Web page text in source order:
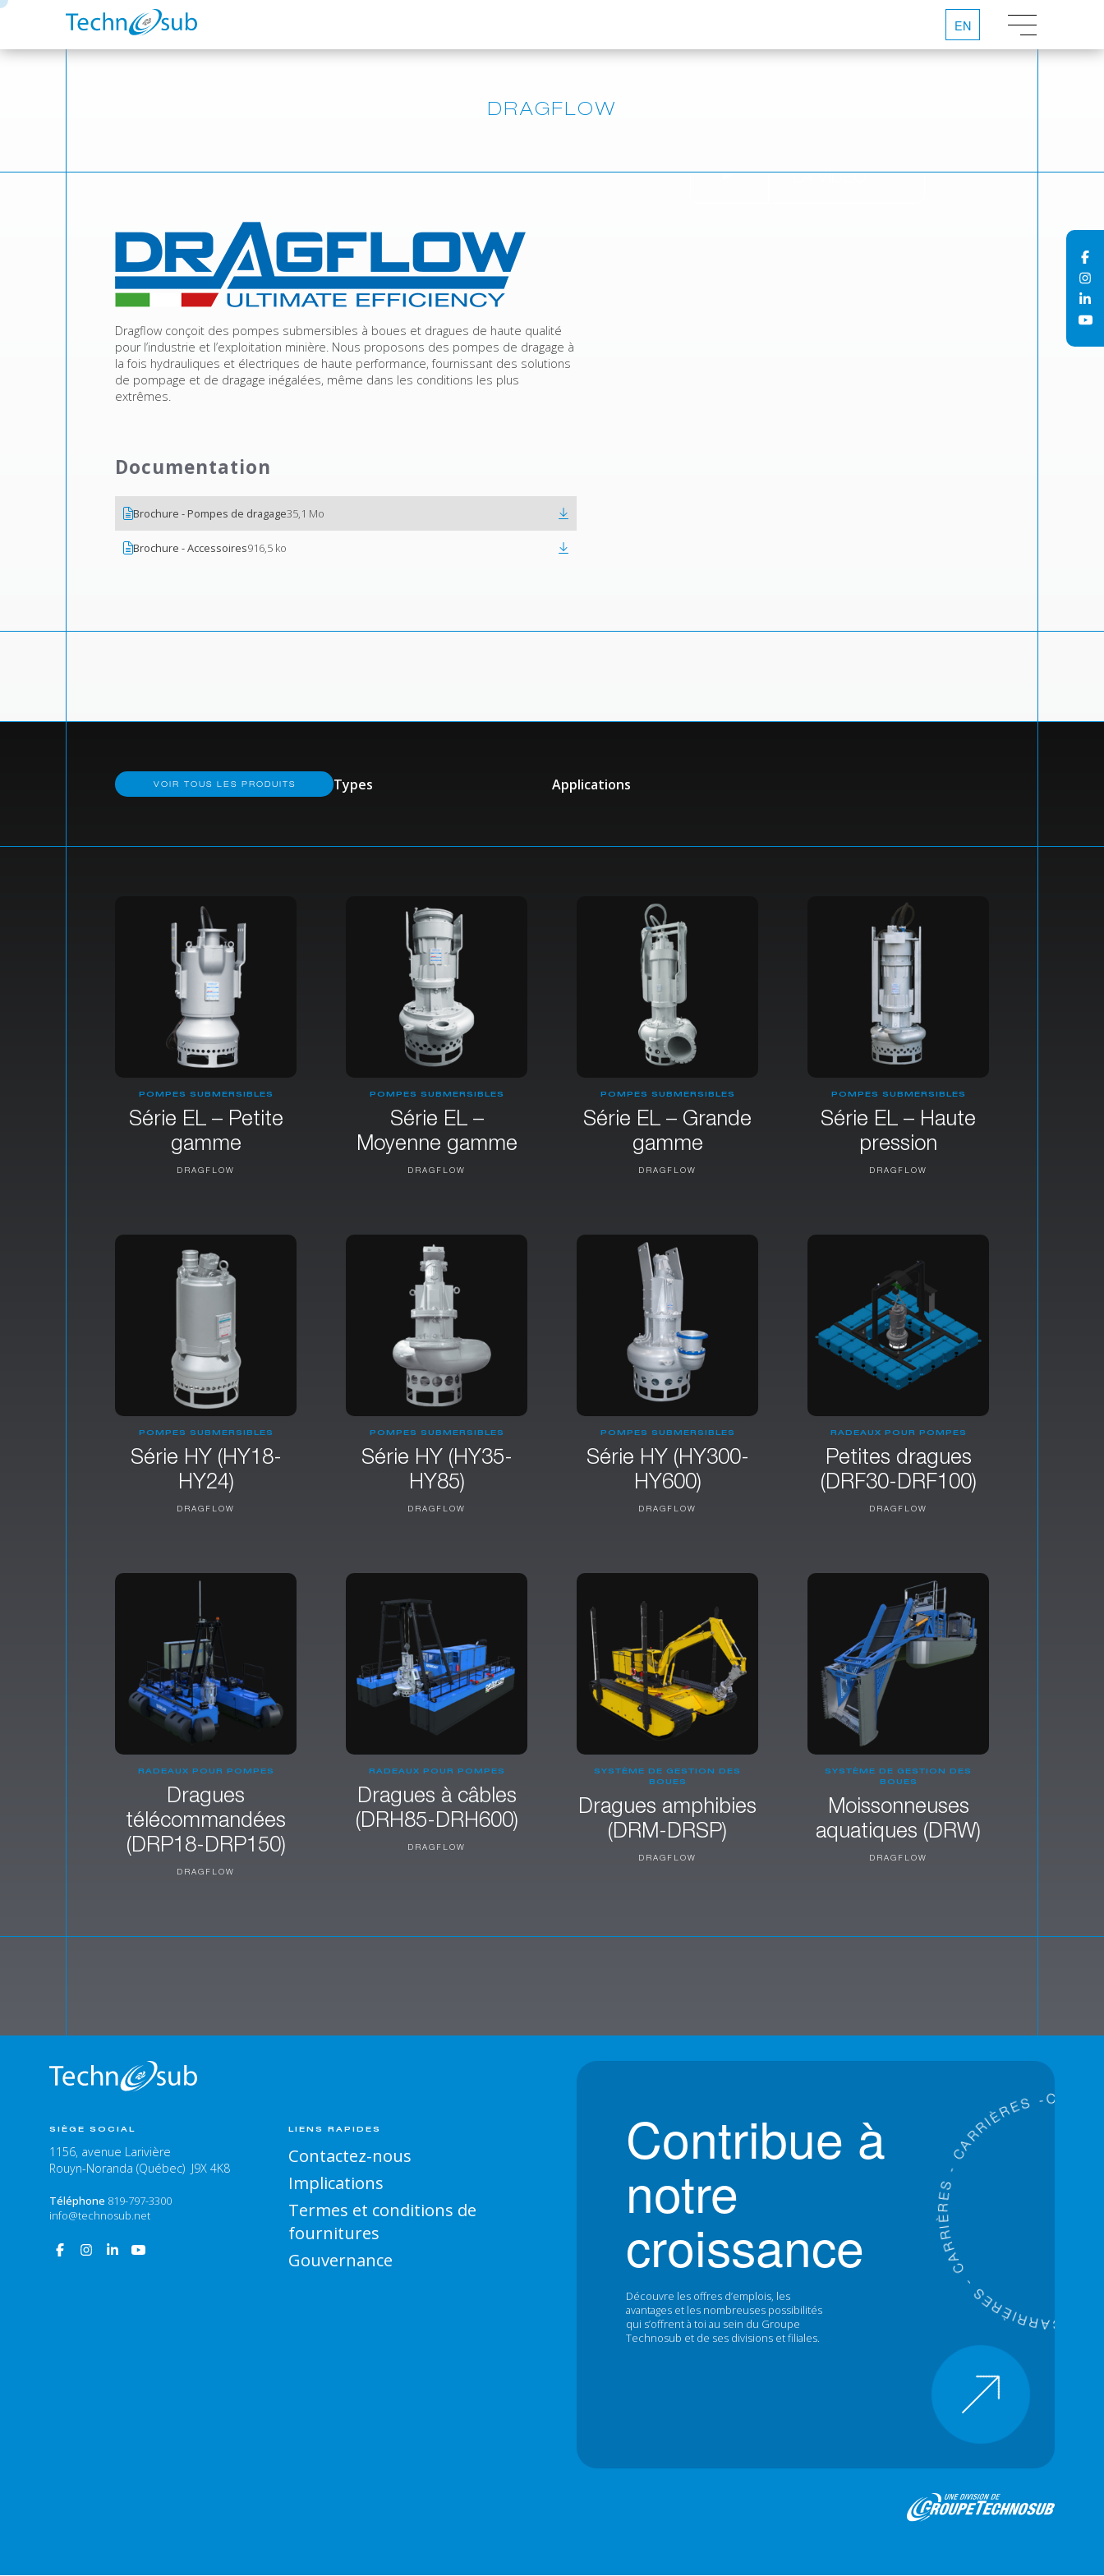
EN
DRAGFLOW
Dragflow conçoit des pompes submersibles à boues et dragues de haute qualité
pour l’industrie et l’exploitation minière. Nous proposons des pompes de dragage à
la fois hydrauliques et électriques de haute performance, fournissant des solutions
de pompage et de dragage inégalées, même dans les conditions les plus
extrêmes.
Documentation
Brochure - Pompes de dragage35,1 Mo
Brochure - Accessoires916,5 ko
VOIR TOUS LES PRODUITS Types Applications
POMPES SUBMERSIBLES
Série EL – Petite
gamme
DRAGFLOW
POMPES SUBMERSIBLES
Série EL –
Moyenne gamme
DRAGFLOW
POMPES SUBMERSIBLES
Série EL – Grande
gamme
DRAGFLOW
POMPES SUBMERSIBLES
Série EL – Haute
pression
DRAGFLOW
POMPES SUBMERSIBLES
Série HY (HY18-
HY24)
DRAGFLOW
POMPES SUBMERSIBLES
Série HY (HY35-
HY85)
DRAGFLOW
POMPES SUBMERSIBLES
Série HY (HY300-
HY600)
DRAGFLOW
RADEAUX POUR POMPES
Petites dragues
(DRF30-DRF100)
DRAGFLOW
RADEAUX POUR POMPES
Dragues
télécommandées
(DRP18-DRP150)
DRAGFLOW
RADEAUX POUR POMPES
Dragues à câbles
(DRH85-DRH600)
DRAGFLOW
SYSTÈME DE GESTION DES
BOUES
Dragues amphibies
(DRM-DRSP)
DRAGFLOW
SYSTÈME DE GESTION DES
BOUES
Moissonneuses
aquatiques (DRW)
DRAGFLOW
SIÈGE SOCIAL
1156, avenue Larivière
Rouyn-Noranda (Québec) J9X 4K8
Téléphone 819-797-3300
info@technosub.net
LIENS RAPIDES
Contactez-nous
Implications
Termes et conditions de
fournitures
Gouvernance
Contribue à
notre
croissance
Découvre les offres d’emplois, les
avantages et les nombreuses possibilités
qui s’offrent à toi au sein du Groupe
Technosub et de ses divisions et filiales.
S
-
C
A
R
R
I
È
R
E
S
-
C
A
R
R
I
È
E
S
-
CARRIÈRES